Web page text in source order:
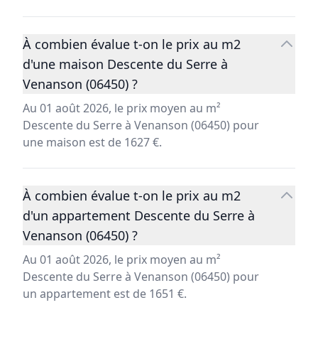
À combien évalue t-on le prix au m2
d'une maison Descente du Serre à
Venanson (06450) ?
Au 01 août 2026, le prix moyen au m²
Descente du Serre à Venanson (06450) pour
une maison est de 1627 €.
À combien évalue t-on le prix au m2
d'un appartement Descente du Serre à
Venanson (06450) ?
Au 01 août 2026, le prix moyen au m²
Descente du Serre à Venanson (06450) pour
un appartement est de 1651 €.